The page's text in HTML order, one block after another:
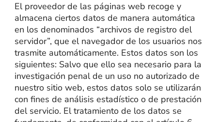
El proveedor de las páginas web recoge y
almacena ciertos datos de manera automática
en los denominados “archivos de registro del
servidor”, que el navegador de los usuarios nos
trasmite automáticamente. Estos datos son los
siguientes: Salvo que ello sea necesario para la
investigación penal de un uso no autorizado de
nuestro sitio web, estos datos solo se utilizarán
con fines de análisis estadístico o de prestación
del servicio. El tratamiento de los datos se